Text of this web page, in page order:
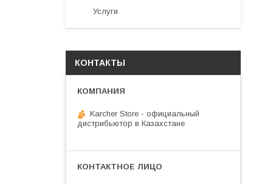
Услуги
КОНТАКТЫ
Karcher Store - официальный
дистрибьютор в Казахстане